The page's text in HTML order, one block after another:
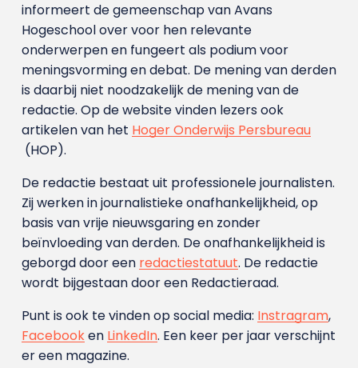
informeert de gemeenschap van Avans
Hogeschool over voor hen relevante
onderwerpen en fungeert als podium voor
meningsvorming en debat. De mening van derden
is daarbij niet noodzakelijk de mening van de
redactie. Op de website vinden lezers ook
artikelen van het Hoger Onderwijs Persbureau
(HOP).
De redactie bestaat uit professionele journalisten.
Zij werken in journalistieke onafhankelijkheid, op
basis van vrije nieuwsgaring en zonder
beïnvloeding van derden. De onafhankelijkheid is
geborgd door een redactiestatuut. De redactie
wordt bijgestaan door een Redactieraad.
Punt is ook te vinden op social media: Instragram,
Facebooken LinkedIn. Een keer per jaar verschijnt
er een magazine.